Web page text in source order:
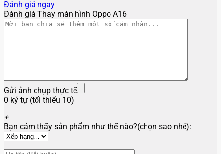
Đánh giá ngay
Đánh giá Thay màn hình Oppo A16
Gửi ảnh chụp thực tế
0 ký tự (tối thiểu 10)
+
Bạn cảm thấy sản phẩm như thế nào?(chọn sao nhé):